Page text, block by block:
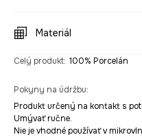
Materiál
Celý produkt: 100% Porcelán
Pokyny na údržbu:
Produkt určený na kontakt s
Umývať ručne.
Nie je vhodné používať v